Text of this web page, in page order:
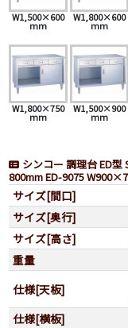
W1,500×600
mm
W1,800×600
mm
W1,800×750
mm
W1,500×900
mm
シンコー 調理台 ED型
800mm ED-9075
サイズ[間口]
サイズ[奥行]
サイズ[高さ]
重量
仕様[天板]
仕様[横板]